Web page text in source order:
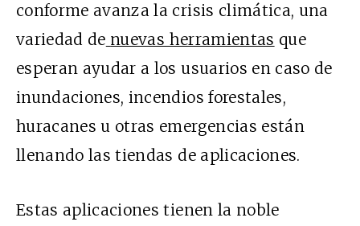
conforme avanza la crisis climática, una
variedad de nuevas herramientas que
esperan ayudar a los usuarios en caso de
inundaciones, incendios forestales,
huracanes u otras emergencias están
llenando las tiendas de aplicaciones.
Estas aplicaciones tienen la noble